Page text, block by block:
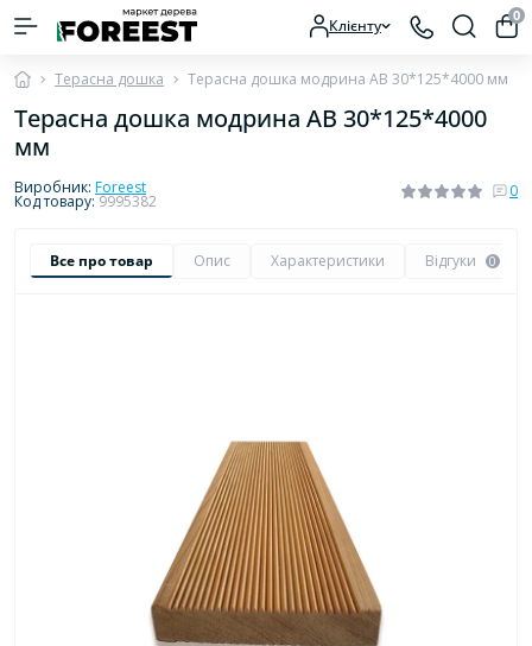
Клієнту 0
Терасна дошка Терасна дошка модрина AB 30*125*4000 мм
Терасна дошка модрина AB 30*125*4000
мм
Виробник: Foreest
Код товару:9995382
0
Все про товар Опис Характеристики Відгуки 0